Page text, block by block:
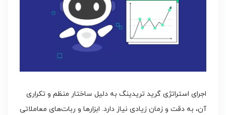
اجرای استراتژی گرید تریدینگ به دلیل ساختار منظم و تکراری
آن، به دقت و زمان زیادی نیاز دارد. ابزارها و ربات‌های معاملاتی